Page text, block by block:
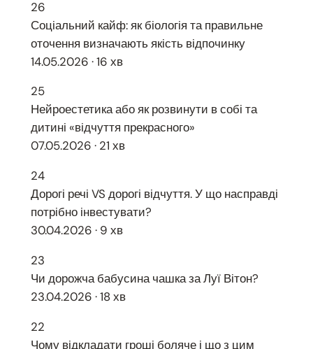
26
Соціальний кайф: як біологія та правильне
оточення визначають якість відпочинку
14.05.2026 · 16 хв
25
Нейроестетика або як розвинути в собі та
дитині «відчуття прекрасного»
07.05.2026 · 21 хв
24
Дорогі речі VS дорогі відчуття. У що насправді
потрібно інвестувати?
30.04.2026 · 9 хв
23
Чи дорожча бабусина чашка за Луї Вітон?
23.04.2026 · 18 хв
22
Чому відкладати гроші боляче і що з цим